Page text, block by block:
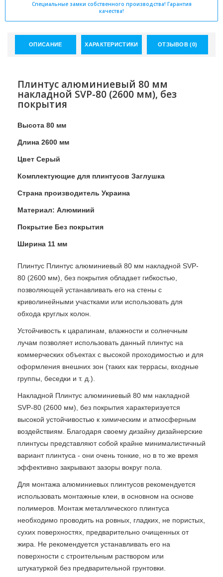
Специальные замки собственного производства! Гарантия
качества!
ОПИСАНИЕ ХАРАКТЕРИСТИКИ ОТЗЫВОВ (0)
Плинтус алюминиевый 80 мм
накладной SVP-80 (2600 мм), без
покрытия
Высота 80 мм
Длина 2600 мм
Цвет Серый
Комплектующие для плинтусов Заглушка
Страна производитель Украина
Материал: Алюминий
Покрытие Без покрытия
Ширина 11 мм
Плинтус Плинтус алюминиевый 80 мм накладной SVP-
80 (2600 мм), без покрытия обладает гибкостью,
позволяющей устанавливать его на стены с
криволинейными участками или использовать для
обхода круглых колон.
Устойчивость к царапинам, влажности и солнечным
лучам позволяет использовать данный плинтус на
коммерческих объектах с высокой проходимостью и для
оформления внешних зон (таких как террасы, входные
группы, беседки и т. д.).
Накладной Плинтус алюминиевый 80 мм накладной
SVP-80 (2600 мм), без покрытия характеризуется
высокой устойчивостью к химическим и атмосферным
воздействиям. Благодаря своему дизайну дизайнерские
плинтусы представляют собой крайне минималистичный
вариант плинтуса - они очень тонкие, но в то же время
эффективно закрывают зазоры вокруг пола.
Для монтажа алюминиевых плинтусов рекомендуется
использовать монтажные клеи, в основном на основе
полимеров. Монтаж металлического плинтуса
необходимо проводить на ровных, гладких, не пористых,
сухих поверхностях, предварительно очищенных от
жира. Не рекомендуется устанавливать его на
поверхности с строительным раствором или
штукатуркой без предварительной грунтовки.